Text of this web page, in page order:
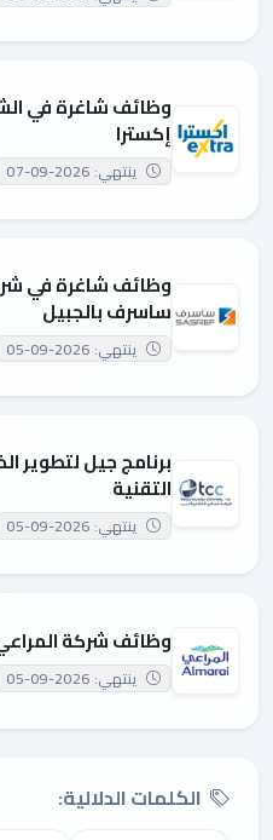
وظائف شاغرة في
إكسترا
ينتهي: 2026-09-07
وظائف شاغرة في
ساسرف بالجبيل
ينتهي: 2026-09-05
برنامج جيل لتطوير
التقنية
ينتهي: 2026-09-05
وظائف شركة
ينتهي: 2026-09-05
الكلمات الدلالية: